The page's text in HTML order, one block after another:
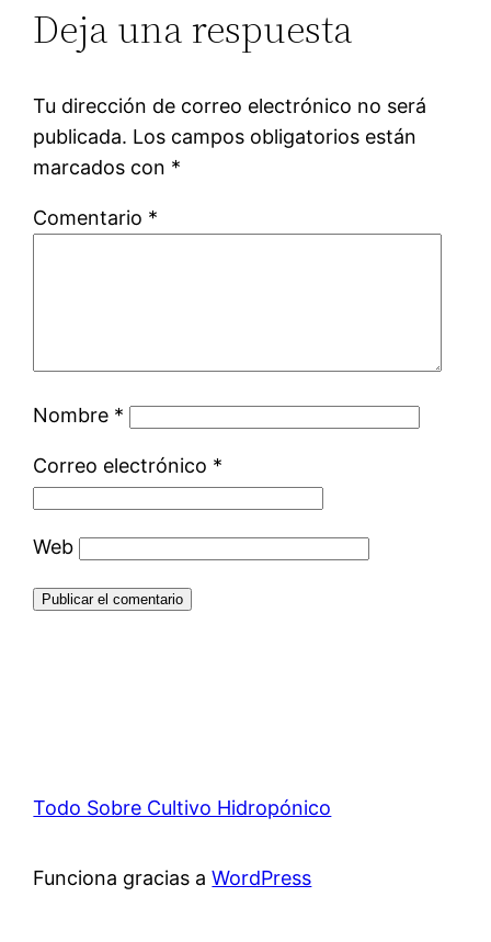
Deja una respuesta
Tu dirección de correo electrónico no será
publicada. Los campos obligatorios están
marcados con *
Comentario *
Nombre *
Correo electrónico *
Web
Todo Sobre Cultivo Hidropónico
Funciona gracias aWordPress